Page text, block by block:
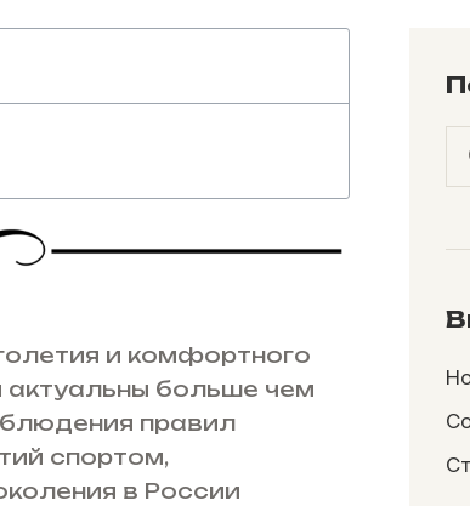
и комфортного
больше чем
правил
спортом,
в России